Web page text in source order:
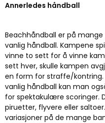
Annerledes håndball
Beachhåndball er på
vanlig håndball. Kampene
vinne to sett for å vinne
sett hver, skulle kampen
en form for straffe/kontring.
vanlig håndball kan man
for spektakulære scoringer.
piruetter, flyvere eller
variasjoner på de mange